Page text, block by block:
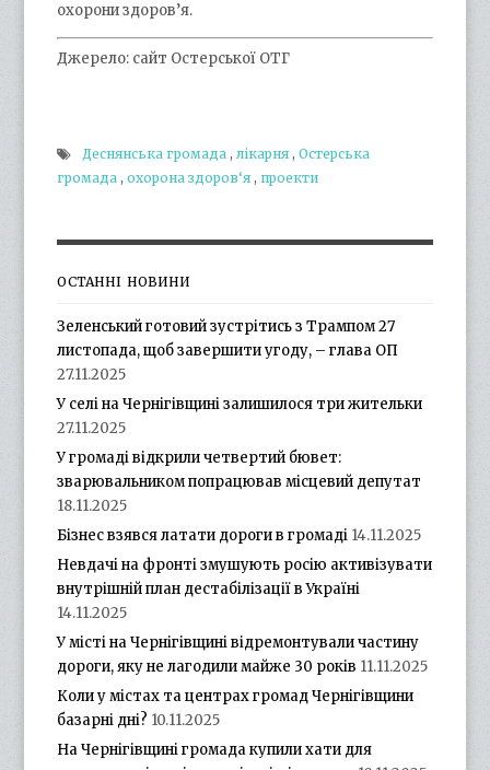
охорони здоров’я.
Джерело: сайт Остерської ОТГ
Деснянська громада ,лікарня ,Остерська
громада ,охорона здоров‘я , проекти
ОСТАННІ НОВИНИ
Зеленський готовий зустрітись з Трампом 27
листопада, щоб завершити угоду, – глава ОП
27.11.2025
У селі на Чернігівщині залишилося три жительки
27.11.2025
У громаді відкрили четвертий бювет:
зварювальником попрацював місцевий депутат
18.11.2025
Бізнес взявся латати дороги в громаді 14.11.2025
Невдачі на фронті змушують росію активізувати
внутрішній план дестабілізації в Україні
14.11.2025
У місті на Чернігівщині відремонтували частину
дороги, яку не лагодили майже 30 років 11.11.2025
Коли у містах та центрах громад Чернігівщини
базарні дні? 10.11.2025
На Чернігівщині громада купили хати для